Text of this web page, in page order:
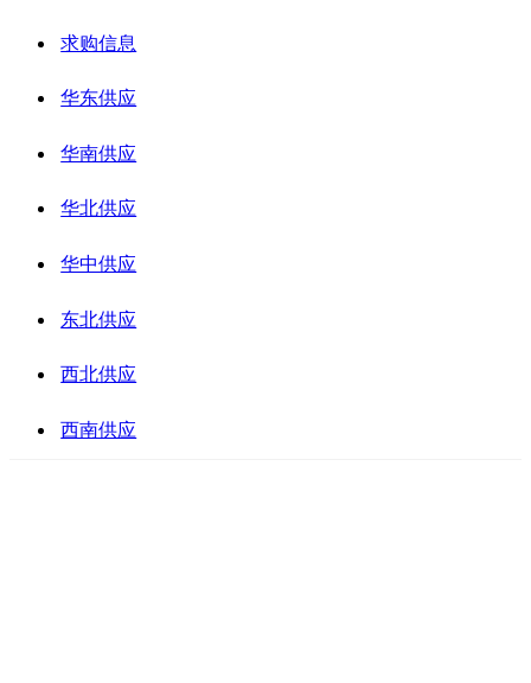
求购信息
华东供应
华南供应
华北供应
华中供应
东北供应
西北供应
西南供应